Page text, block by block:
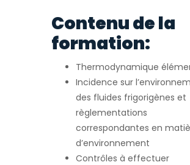
Contenu de la
formation:
Thermodynamique
Incidence sur
des fluides frigorigènes et
règlementations
correspondantes en
d’environnement
Contrôles à effectuer